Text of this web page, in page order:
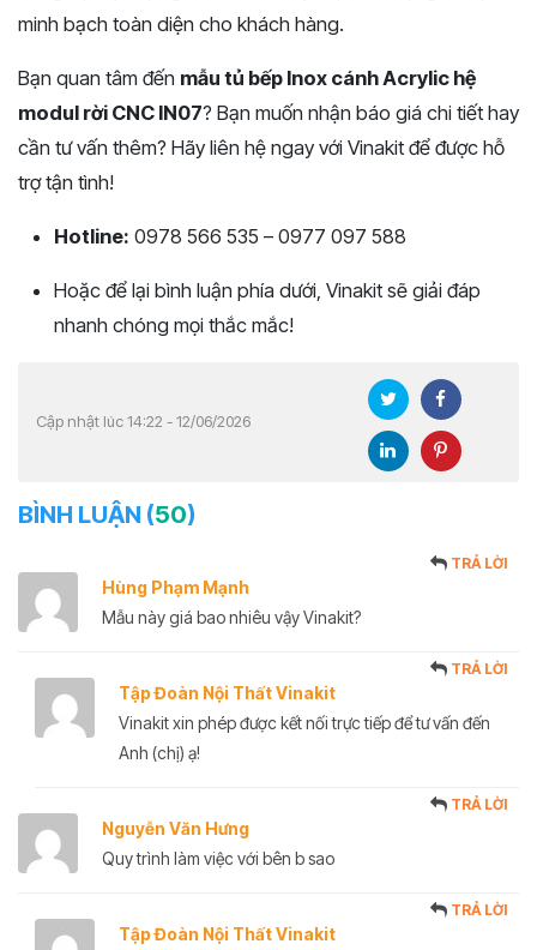
minh bạch toàn diện cho khách hàng.
Bạn quan tâm đến mẫu tủ bếp Inox cánh Acrylic hệ
modul rời CNC IN07? Bạn muốn nhận báo giá chi tiết hay
cần tư vấn thêm? Hãy liên hệ ngay với Vinakit để được hỗ
trợ tận tình!
Hotline: 0978 566 535 – 0977 097 588
Hoặc để lại bình luận phía dưới, Vinakit sẽ giải đáp
nhanh chóng mọi thắc mắc!
Cập nhật lúc 14:22 - 12/06/2026
BÌNH LUẬN (50)
Hùng Phạm Mạnh
TRẢ LỜI
Mẫu này giá bao nhiêu vậy Vinakit?
Tập Đoàn Nội Thất Vinakit
TRẢ LỜI
Vinakit xin phép được kết nối trực tiếp để tư vấn đến
Anh (chị) ạ!
Nguyễn Văn Hưng
TRẢ LỜI
Quy trình làm việc với bên b sao
Tập Đoàn Nội Thất Vinakit
TRẢ LỜI